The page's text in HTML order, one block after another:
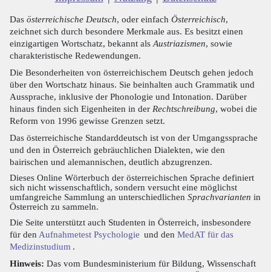
Das österreichische Deutsch, oder einfach Österreichisch,
zeichnet sich durch besondere Merkmale aus. Es besitzt einen
einzigartigen Wortschatz, bekannt alsAustriazismen, sowie
charakteristische Redewendungen.
Die Besonderheiten von österreichischem Deutsch gehen jedoch
über den Wortschatz hinaus. Sie beinhalten auch Grammatik und
Aussprache, inklusive der Phonologie und Intonation. Darüber
hinaus finden sich Eigenheiten in der Rechtschreibung, wobei die
Reform von 1996 gewisse Grenzen setzt.
Das österreichische Standarddeutsch ist von der Umgangssprache
und den in Österreich gebräuchlichen Dialekten, wie den
bairischen und alemannischen, deutlich abzugrenzen.
Dieses Online Wörterbuch der österreichischen Sprache definiert
sich nicht wissenschaftlich, sondern versucht eine möglichst
umfangreiche Sammlung an unterschiedlichen Sprachvarianten in
Österreich zu sammeln.
Die Seite unterstützt auch Studenten in Österreich, insbesondere
für den Aufnahmetest Psychologie und den MedAT für das
Medizinstudium .
Hinweis: Das vom Bundesministerium für Bildung, Wissenschaft